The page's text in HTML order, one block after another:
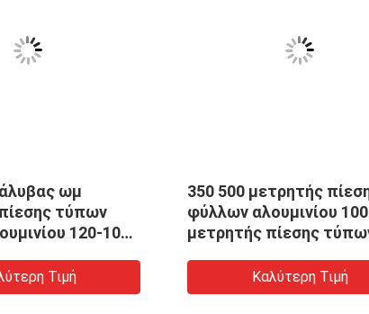
ωμ
τύπων
120-1000
Τιμή
350 500 μετρητής
φύλλων αλουμινίου
μετρητής πίεσης
Καλύτερη Τιμή